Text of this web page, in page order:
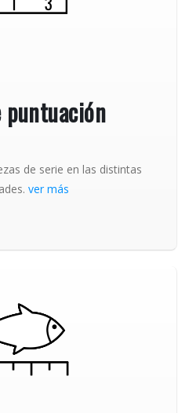
puntuación
de serie en las distintas
ver más